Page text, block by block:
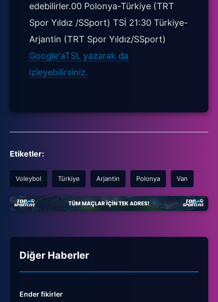
edebilirler.00 Polonya-Türkiye (TRT
Spor Yıldız /SSport) TSİ 21:30 Türkiye-
Arjantin (TRT Spor Yıldız/SSport)
Google'aTSL yazarak da
izleyebilirsiniz.
Etiketler:
Voleybol Türkiye Arjantin Polonya Van
Diğer Haberler
Ender fikirler